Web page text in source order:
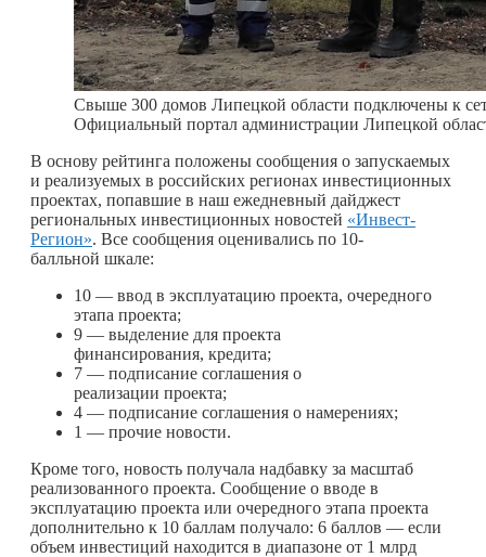
Свыше 300 домов Липецкой области подключены к
Официальный портал администрации Липецкой
В основу рейтинга положены сообщения о запускаемых
и реализуемых в российских регионах инвестиционных
проектах, попавшие в наш ежедневный дайджест
региональных инвестиционных новостей «Инвест-
Регион». Все сообщения оценивались по 10-
балльной шкале:
10 — ввод в эксплуатацию проекта, очередного
этапа проекта;
9 — выделение для проекта
финансирования, кредита;
7 — подписание соглашения о
реализации проекта;
4 — подписание соглашения о намерениях;
1 — прочие новости.
Кроме того, новость получала надбавку за масштаб
реализованного проекта. Сообщение о вводе в
эксплуатацию проекта или очередного этапа проекта
дополнительно к 10 баллам получало: 6 баллов — если
объем инвестиций находится в диапазоне от 1 млрд